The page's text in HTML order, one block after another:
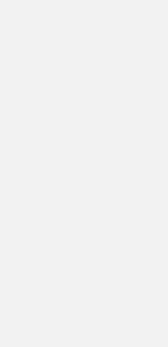
E-Mobilität in Oldenburg
Denn 61 Prozent der Fahrer
berichten von erheblichen
Unter E-Auto-Fahrern sind
fährt, spürt die aktuelle Energiekrise
die Daten eindeutig“, betont
bei der IKND. „Das Problem:
ist für viele Deutsche noch
Kraftstoffpreisen wächst
noch mehr. Die
weitgehend vergleichbar, und
günstiger als Tanken“,